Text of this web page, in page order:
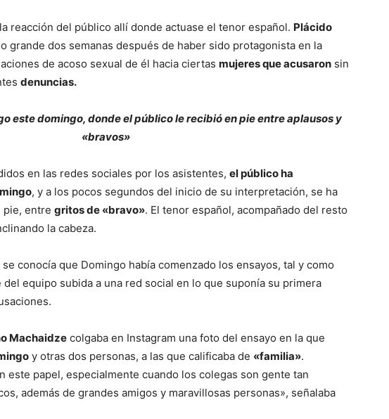
reacción del público allí donde actuase el tenor español. Plácido
grande dos semanas después de haber sido protagonista en la
de acoso sexual de él hacia ciertas mujeres que acusaron sin
denuncias.
este domingo, donde el público le recibió en pie entre aplausos y
«bravos»
en las redes sociales por los asistentes, el público ha
, y a los pocos segundos del inicio de su interpretación, se ha
pie, entre gritos de «bravo». El tenor español, acompañado del resto
la cabeza.
conocía que Domingo había comenzado los ensayos, tal y como
equipo subida a una red social en lo que suponía su primera
Machaidze colgaba en Instagram una foto del ensayo en la que
y otras dos personas, a las que calificaba de «familia».
este papel, especialmente cuando los colegas son gente tan
además de grandes amigos y maravillosas personas», señalaba